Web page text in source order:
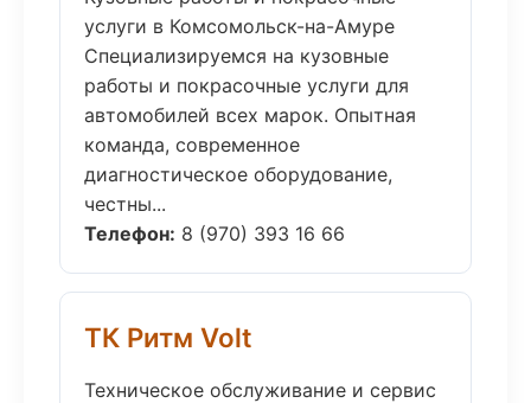
услуги в Комсомольск-на-Амуре
Специализируемся на кузовные
работы и покрасочные услуги для
автомобилей всех марок. Опытная
команда, современное
диагностическое оборудование,
честны...
Телефон: 8 (970) 393 16 66
ТК Ритм Volt
Техническое обслуживание и сервис